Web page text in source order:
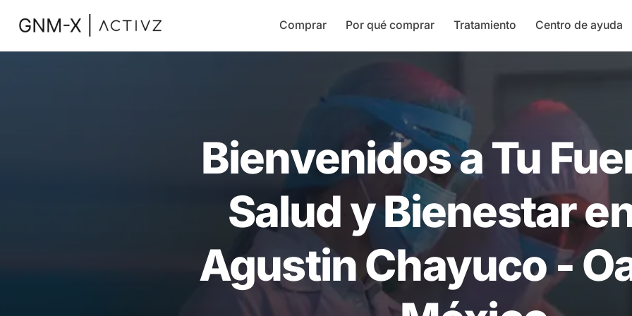
Comprar Por qué comprar Tratamiento Centro de ayuda
Bienvenidos a Tu
Salud y Bienestar
Agustin Chayuco -